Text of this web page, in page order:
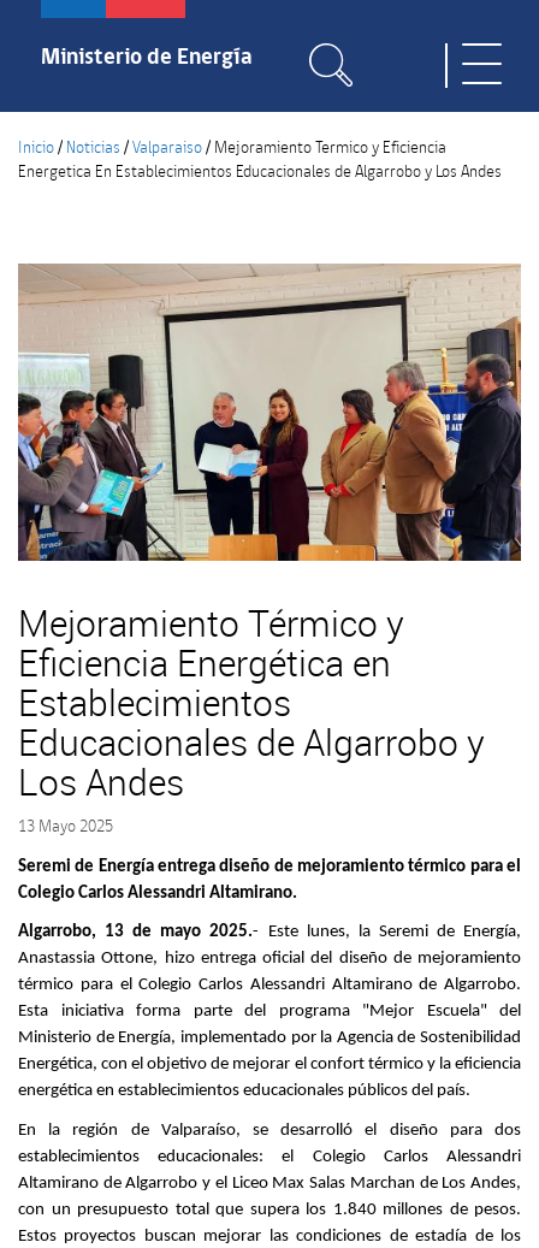
Pasar
contenido
Ministerio de Energía
Inicio/ Noticias /Valparaiso/ Mejoramiento Termico y Eficiencia
Energetica En Establecimientos Educacionales de Algarrobo y Los Andes
Mejoramiento Térmico y
Eficiencia Energética en
Establecimientos
Educacionales de Algarrobo y
Los Andes
13 Mayo 2025
Seremi de Energía entrega diseño de mejoramiento térmico para el
Colegio Carlos Alessandri Altamirano.
Algarrobo, 13 de mayo 2025.- Este lunes, la Seremi de Energía,
Anastassia Ottone, hizo entrega oficial del diseño de mejoramiento
térmico para el Colegio Carlos Alessandri Altamirano de Algarrobo.
Esta iniciativa forma parte del programa "Mejor Escuela" del
Ministerio de Energía, implementado por la Agencia de Sostenibilidad
Energética, con el objetivo de mejorar el confort térmico y la eficiencia
energética en establecimientos educacionales públicos del país.
En la región de Valparaíso, se desarrolló el diseño para dos
establecimientos educacionales: el Colegio Carlos Alessandri
Altamirano de Algarrobo y el Liceo Max Salas Marchan de Los Andes,
con un presupuesto total que supera los 1.840 millones de pesos.
Estos proyectos buscan mejorar las condiciones de estadía de los